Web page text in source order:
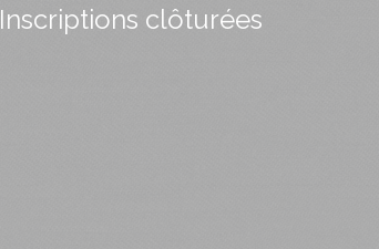
Inscriptions clôturées